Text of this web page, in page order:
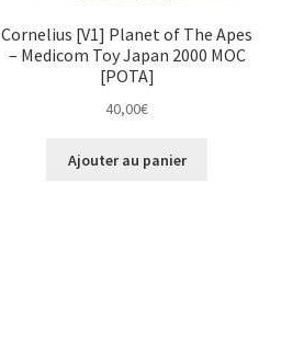
Cornelius [V1] Planet of The Apes
– Medicom Toy Japan 2000 MOC
[POTA]
40,00€
Ajouter au panier